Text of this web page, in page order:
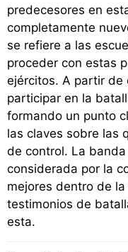
predecesores en
completamente
se refiere a las
proceder con estas
ejércitos. A partir de
participar en la
formando un punto
las claves sobre las
de control. La
considerada por la
mejores dentro de
testimonios de
esta.